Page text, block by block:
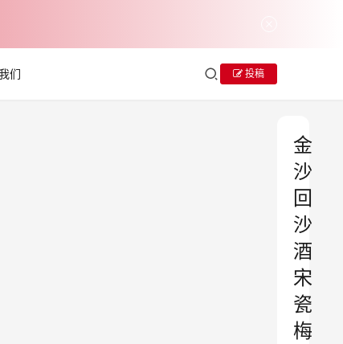
们 投稿
金
沙
回
沙
酒
宋
瓷
梅